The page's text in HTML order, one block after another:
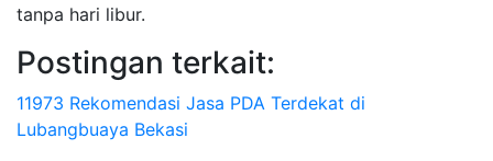
tanpa hari libur.
Postingan terkait:
11973 Rekomendasi Jasa PDA Terdekat di
Lubangbuaya Bekasi